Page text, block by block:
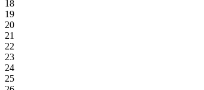
18
19
20
21
22
23
24
25